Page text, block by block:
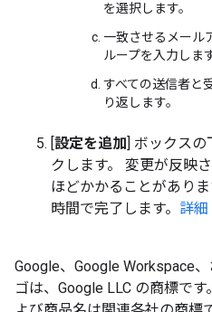
を選択します。
一致させるメール
ループを入力します
すべての送信者と
り返します。
[設定を追加] ボックスの
クします。 変更が反映
ほどかかることがあり
時間で完了します。 詳細
Google、Google Workspace
ゴは、Google LLC の商標です。